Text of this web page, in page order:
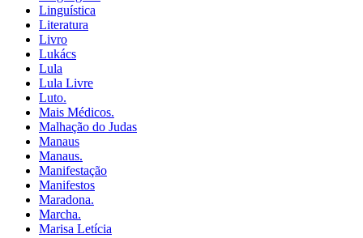
Linguística
Literatura
Livro
Lukács
Lula
Lula Livre
Luto.
Mais Médicos.
Malhação do Judas
Manaus
Manaus.
Manifestação
Manifestos
Maradona.
Marcha.
Marisa Letícia